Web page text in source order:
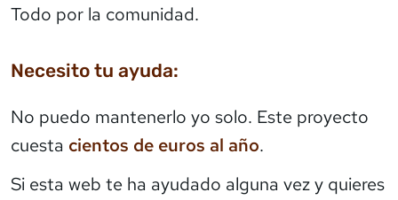
Todo por la comunidad.
Necesito tu ayuda:
No puedo mantenerlo yo solo. Este proyecto
cuesta cientos de euros al año.
Si esta web te ha ayudado alguna vez y quieres